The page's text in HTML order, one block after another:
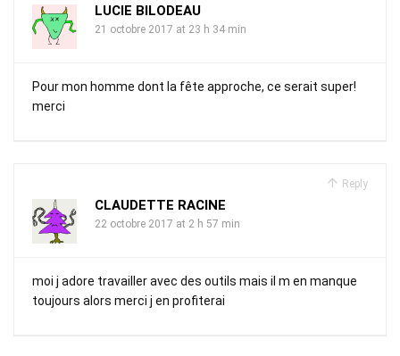
LUCIE BILODEAU
21 octobre 2017 at 23 h 34 min
Pour mon homme dont la fête approche, ce serait super!
merci
Reply
CLAUDETTE RACINE
22 octobre 2017 at 2 h 57 min
moi j adore travailler avec des outils mais il m en manque
toujours alors merci j en profiterai